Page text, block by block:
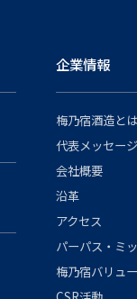
企業情報
梅乃宿酒造とは
代表メッセージ
会社概要
沿革
アクセス
パーパス・ミ
梅乃宿バリュー